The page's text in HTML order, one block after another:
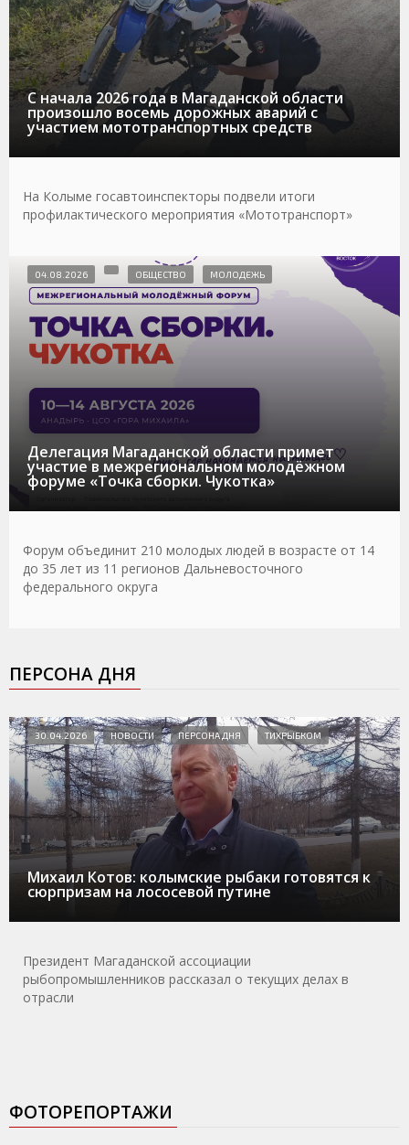
С начала 2026 года в Магаданской области
произошло восемь дорожных аварий с
участием мототранспортных средств
На Колыме госавтоинспекторы подвели итоги
профилактического мероприятия «Мототранспорт»
Делегация Магаданской области примет
участие в межрегиональном молодёжном
форуме «Точка сборки. Чукотка»
04.08.2026 ОБЩЕСТВО МОЛОДЕЖЬ
Форум объединит 210 молодых людей в возрасте от 14
до 35 лет из 11 регионов Дальневосточного
федерального округа
ПЕРСОНА ДНЯ
Михаил Котов: колымские рыбаки готовятся к
сюрпризам на лососевой путине
30.04.2026 НОВОСТИ ПЕРСОНА ДНЯ ТИХРЫБКОМ
Президент Магаданской ассоциации
рыбопромышленников рассказал о текущих делах в
отрасли
ФОТОРЕПОРТАЖИ